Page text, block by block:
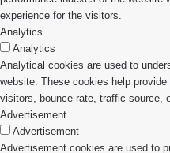
experience for the visitors.
Analytics
Analytics
Analytical cookies are used to
website. These cookies help
visitors, bounce rate, traffic source,
Advertisement
Advertisement
Advertisement cookies are used to